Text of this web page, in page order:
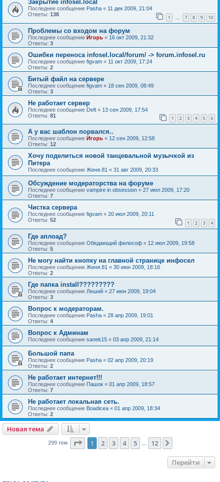
Закрытие infosel.local
Последнее сообщение Pasha « 11 дек 2009, 21:04
Ответы: 138 1 … 7 8 9 10
Проблемы со входом на форум
Последнее сообщение Игорь « 16 окт 2009, 21:32
Ответы: 3
Ошибки переноса infosel.local/forum/ -> forum.infosel.ru
Последнее сообщение figvam « 11 окт 2009, 17:24
Ответы: 2
Битый файл на сервере
Последнее сообщение figvam « 18 сен 2009, 08:49
Ответы: 3
Не работает сервер
Последнее сообщение Deft « 13 сен 2009, 17:54
Ответы: 81 1 2 3 4 5 6
А у вас шаблон порвался..
Последнее сообщение Игорь « 12 сен 2009, 12:58
Ответы: 12
Хочу поделиться новой танцевальной музычкой из
Питера
Последнее сообщение Женя.81 « 31 авг 2009, 20:33
Обсуждение модераторства на форуме
Последнее сообщение vampire in obsession « 27 июл 2009, 17:20
Ответы: 7
Чистка сервера
Последнее сообщение figvam « 20 июл 2009, 20:11
Ответы: 52 1 2 3 4
Где аплоад?
Последнее сообщение Обедающий философ « 12 июл 2009, 19:58
Ответы: 5
Не могу найти кнопку на главной странице инфосел
Последнее сообщение Женя.81 « 30 июн 2009, 18:16
Ответы: 2
Где папка install?????????
Последнее сообщение Леший « 27 июн 2009, 19:04
Ответы: 3
Вопрос к модераторам.
Последнее сообщение Pasha « 28 апр 2009, 19:01
Ответы: 4
Вопрос к Админам
Последнее сообщение sanek15 « 03 апр 2009, 21:14
Большой папа
Последнее сообщение Pasha « 02 апр 2009, 20:19
Ответы: 2
Не работает интернет!!!
Последнее сообщение Пашок « 01 апр 2009, 18:57
Ответы: 7
Не работает локальная сеть.
Последнее сообщение Boadicea « 01 апр 2009, 18:34
Ответы: 2
Новая тема
299 тем Страница из 12
1 2 3 4 5 12
Перейти